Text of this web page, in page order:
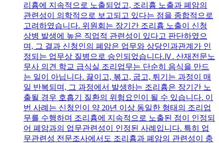
리흄에 지속적으로 노출되었고, 조리흄 노출과 폐암의
관련성이 의학적으로 보고되고 있다는 점을 종합적으로
고려하였습니다. 위원회는 장기간 조리흄 노출이 신청
상병 발생에 높은 직업적 관련성이 있다고 판단하였으
며, 그 결과 신청인의 폐암은 업무와 상당인과관계가 인
정되는 업무상 질병으로 승인되었습니다.Ⅳ. 산재전문노
무사 의견 학교 급식실 조리업무는 단순히 음식을 만드
는 일이 아닙니다. 끓이고, 볶고, 굽고, 튀기는 과정이 매
일 반복되며, 그 과정에서 발생하는 조리흄은 장기간 노
출될 경우 호흡기 질환의 위험요인이 될 수 있습니다. 이
번 사례는 신청인이 약 20년 이상 동일한 형태의 조리업
무를 수행하며 조리흄에 지속적으로 노출된 점이 인정되
어 폐암과의 업무관련성이 인정된 사례입니다. 특히 업
무관련성 전문조사에서도 조리흄과 폐암의 관련성이 충